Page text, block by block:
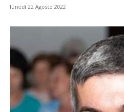
lunedì 22 Agosto 2022